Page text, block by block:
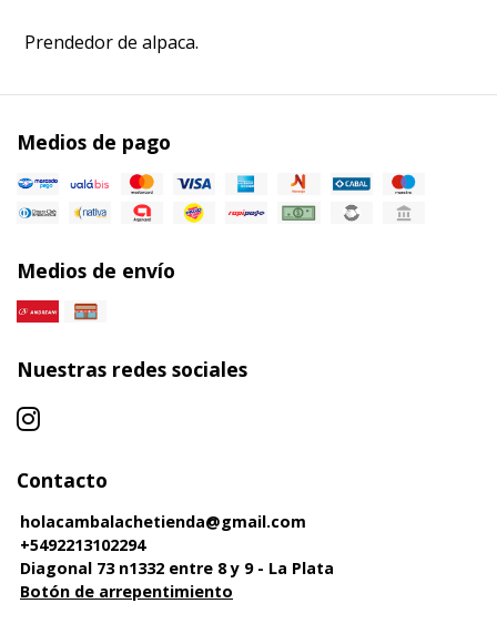
Prendedor de alpaca.
Medios de pago
Medios de envío
Nuestras redes sociales
Contacto
holacambalachetienda@gmail.com
+5492213102294
Diagonal 73 n1332 entre 8 y 9 - La Plata
Botón de arrepentimiento